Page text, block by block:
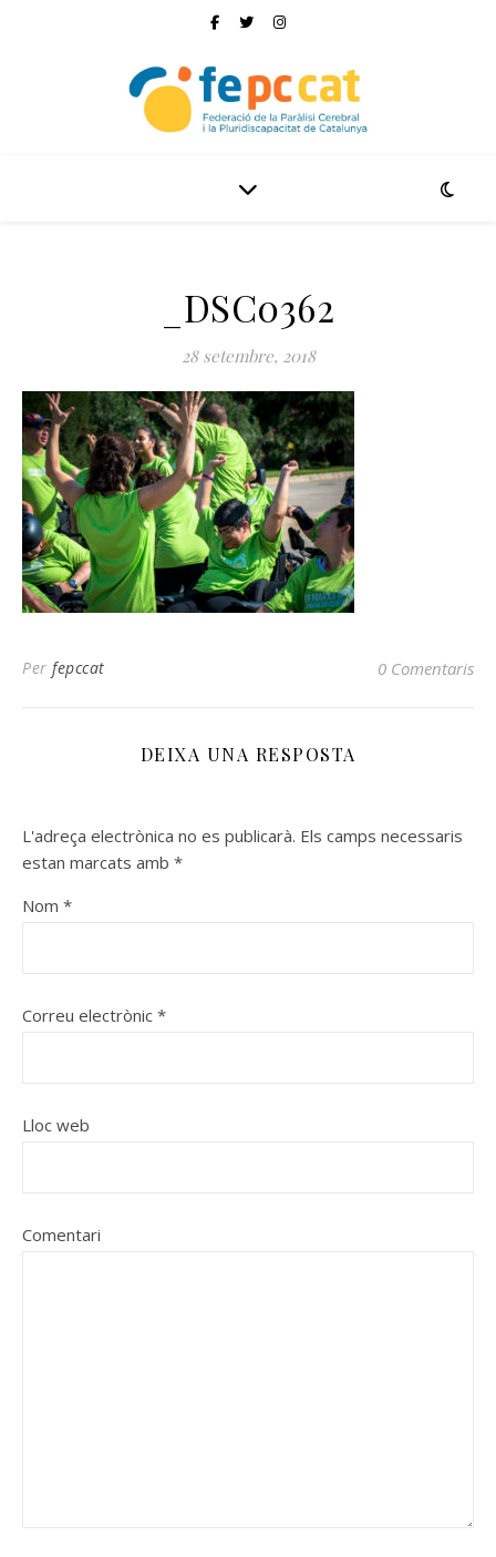
_DSC0362
28 setembre, 2018
Per fepccat 0 Comentaris
DEIXA UNA RESPOSTA
L'adreça electrònica no es publicarà. Els camps necessaris
estan marcats amb *
Nom *
Correu electrònic *
Lloc web
Comentari